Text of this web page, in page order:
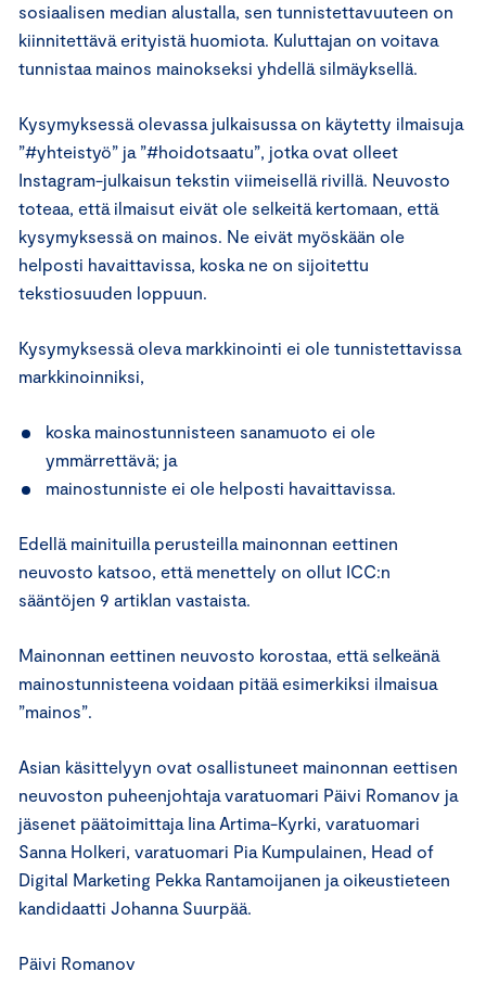
sosiaalisen median alustalla, sen tunnistettavuuteen on
kiinnitettävä erityistä huomiota. Kuluttajan on voitava
tunnistaa mainos mainokseksi yhdellä silmäyksellä.
Kysymyksessä olevassa julkaisussa on käytetty ilmaisuja
”#yhteistyö” ja ”#hoidotsaatu”, jotka ovat olleet
Instagram-julkaisun tekstin viimeisellä rivillä. Neuvosto
toteaa, että ilmaisut eivät ole selkeitä kertomaan, että
kysymyksessä on mainos. Ne eivät myöskään ole
helposti havaittavissa, koska ne on sijoitettu
tekstiosuuden loppuun.
Kysymyksessä oleva markkinointi ei ole tunnistettavissa
markkinoinniksi,
koska mainostunnisteen sanamuoto ei ole
ymmärrettävä; ja
mainostunniste ei ole helposti havaittavissa.
Edellä mainituilla perusteilla mainonnan eettinen
neuvosto katsoo, että menettely on ollut ICC:n
sääntöjen 9 artiklan vastaista.
Mainonnan eettinen neuvosto korostaa, että selkeänä
mainostunnisteena voidaan pitää esimerkiksi ilmaisua
”mainos”.
Asian käsittelyyn ovat osallistuneet mainonnan eettisen
neuvoston puheenjohtaja varatuomari Päivi Romanov ja
jäsenet päätoimittaja Iina Artima-Kyrki, varatuomari
Sanna Holkeri, varatuomari Pia Kumpulainen, Head of
Digital Marketing Pekka Rantamoijanen ja oikeustieteen
kandidaatti Johanna Suurpää.
Päivi Romanov